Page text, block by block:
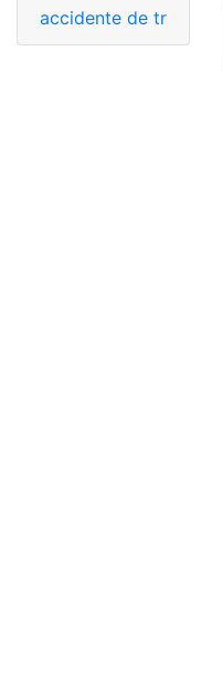
accidente de trabajo